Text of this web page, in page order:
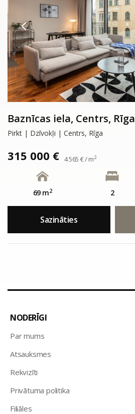
Baznīcas iela, Centrs, Rīga
Pirkt | Dzīvokļi | Centrs, Rīga
315 000 € 4 565 € / m2
69 m2 2
Sazināties
NODERĪGI
Par mums
Atsauksmes
Rekvizīti
Privātuma politika
Filiāles